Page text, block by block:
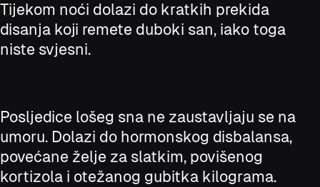
Tijekom noći dolazi do kratkih prekida
disanja koji remete duboki san, iako toga
niste svjesni.
Posljedice lošeg sna ne zaustavljaju se na
umoru. Dolazi do hormonskog disbalansa,
povećane želje za slatkim, povišenog
kortizola i otežanog gubitka kilograma.